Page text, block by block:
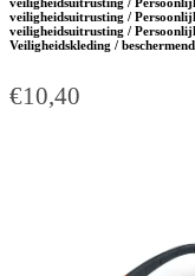
veiligheidsuitrusting /
veiligheidsuitrusting /
Veiligheidskleding /
€10,40